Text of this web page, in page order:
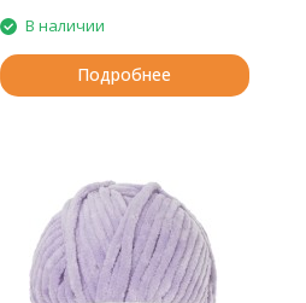
В наличии
Подробнее